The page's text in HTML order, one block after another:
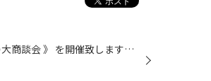
今月当店では！11/15 ( 土) ～24 ( 月 ) の期間ッ！！《 冬の大商談会 》 を開催致します☆(^^)/ 他店徹底対抗！他店様のチラシ、見積りお持ちください！スタッフ一同、精一杯頑張ります！今年のスタッドレスタイヤの買い時はこの期間に決まりです!!さらに今回も『 豪華特典が盛りだくさんのお祭です...